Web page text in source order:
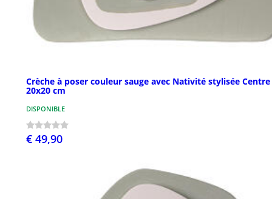
Crèche à poser couleur sauge avec Nativité stylisée
20x20 cm
DISPONIBLE
€ 49,90